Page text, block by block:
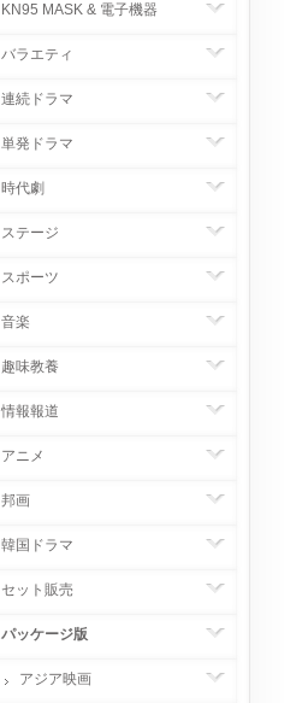
KN95 MASK & 電子機器
バラエティ
連続ドラマ
単発ドラマ
時代劇
ステージ
スポーツ
音楽
趣味教養
情報報道
アニメ
邦画
韓国ドラマ
セット販売
パッケージ版
アジア映画